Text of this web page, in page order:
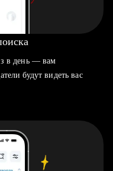
в день — вам
будут видеть вас